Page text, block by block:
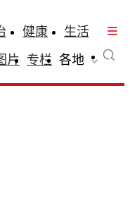
健康
生活
片 专栏 各地